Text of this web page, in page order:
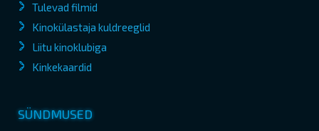
Tulevad filmid
Kinokülastaja kuldreeglid
Liitu kinoklubiga
Kinkekaardid
SÜNDMUSED